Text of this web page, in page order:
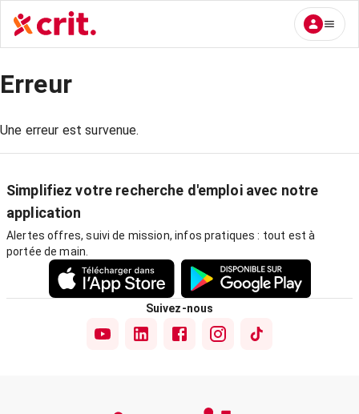
Erreur
Une erreur est survenue.
Simplifiez votre recherche d'emploi avec notre
application
Alertes offres, suivi de mission, infos pratiques : tout est à
portée de main.
Suivez-nous